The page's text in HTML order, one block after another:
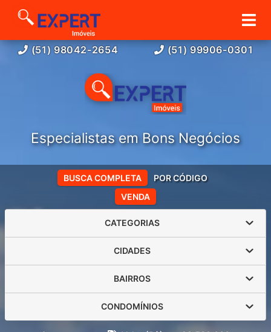
(51) 98042-2654 (51) 99906-0301
Especialistas em Bons Negócios
VENDA
BUSCA COMPLETA POR CÓDIGO
CATEGORIAS
CIDADES
BAIRROS
CONDOMÍNIOS